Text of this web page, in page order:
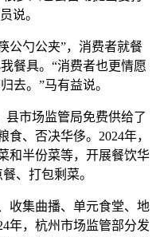
说。
勺公夹”，消费者就餐
餐具。“消费者也更情愿
去。”马有益说。
市场监管局免费供给了
、否决华侈。2024年，
和半份菜等，开展餐饮华
、打包剩菜。
集曲播、单元食堂、地
年，杭州市场监管部分发